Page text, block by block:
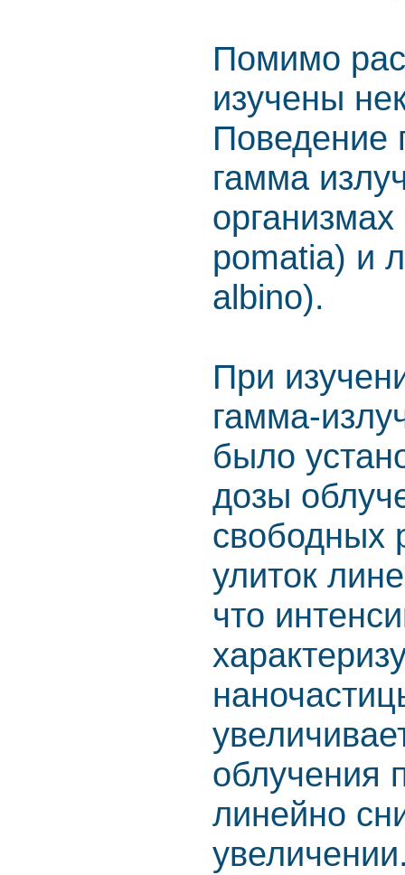
Помимо
изучены
Поведение
гамма
pomatia) и
albino).
При
гамма-
было
дозы
свободных
улиток
что
облучения
линейно